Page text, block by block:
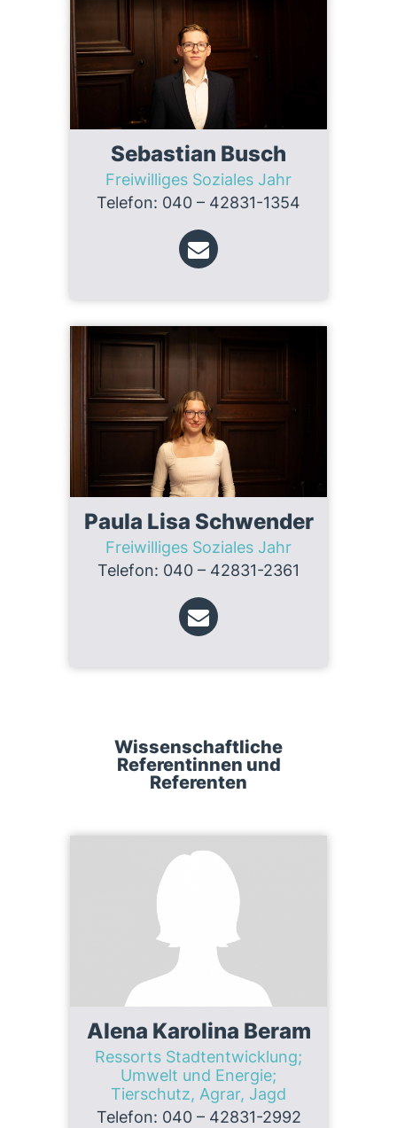
Sebastian Busch
Freiwilliges Soziales Jahr
Telefon: 040 – 42831-1354
Paula Lisa Schwender
Freiwilliges Soziales Jahr
Telefon: 040 – 42831-2361
Wissenschaftliche
Referentinnen und
Referenten
Alena Karolina Beram
Ressorts Stadtentwicklung;
Umwelt und Energie;
Tierschutz, Agrar, Jagd
Telefon: 040 – 42831-2992